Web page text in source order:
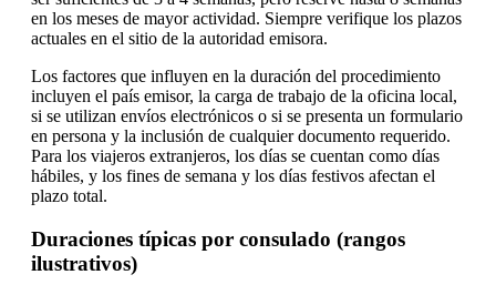
en los meses de mayor actividad. Siempre verifique los plazos
actuales en el sitio de la autoridad emisora.
Los factores que influyen en la duración del procedimiento
incluyen el país emisor, la carga de trabajo de la oficina local,
si se utilizan envíos electrónicos o si se presenta un formulario
en persona y la inclusión de cualquier documento requerido.
Para los viajeros extranjeros, los días se cuentan como días
hábiles, y los fines de semana y los días festivos afectan el
plazo total.
Duraciones típicas por consulado (rangos
ilustrativos)